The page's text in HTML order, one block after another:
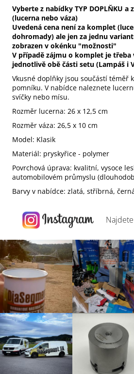
Vyberte z nabídky TYP DOPLŇKU a
(lucerna nebo váza)
Uvedená cena není za komplet
dohromady) ale jen za jednu
zobrazen v okénku "možnosti"
V případě zájmu o komplet je
jednotlivě obě části setu (Lampáš i
Vkusné doplňky jsou součástí téměř
pomníku. V nabídce naleznete
svíčky nebo mísu.
Rozměr lucerna: 26 x 12,5 cm
Rozměr váza: 26,5 x 10 cm
Model: Klasik
Materiál: pryskyřice - polymer
Povrchová úprava: kvalitní, vysoce
automobilovém průmyslu
Barvy v nabídce: zlatá, stříbrná,